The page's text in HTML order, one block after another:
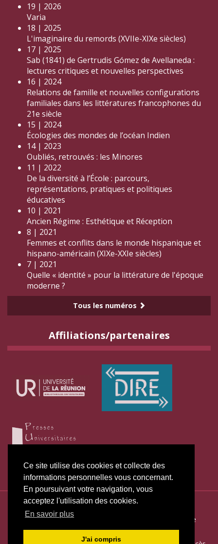
Ce site utilise des cookies et collecte des
informations personnelles vous concernant.
En poursuivant votre navigation, vous
acceptez l'utilisation des cookies.
En savoir plus
J'ai compris
19 | 2026
Varia
18 | 2025
L'imaginaire du remords (XVIIe-XIXe siècles)
17 | 2025
Sab (1841) de Gertrudis Gómez de Avellaneda :
lectures critiques et nouvelles perspectives
16 | 2024
Relations de famille et nouvelles configurations
familiales dans les littératures francophones du
21e siècle
15 | 2024
Écologies des mondes de l’océan Indien
14 | 2023
Oubliés, retrouvés : les Minores
11 | 2022
De la diversité à l’École : parcours,
représentations, pratiques et politiques
éducatives
10 | 2021
Ancien Régime : Esthétique et Réception
8 | 2021
Femmes et conflits dans le monde hispanique et
hispano-américain (XIXe-XXIe siècles)
7 | 2021
Quelle « identité » pour la littérature de l'époque
moderne ?
Tous les numéros
Affiliations/partenaires
ISSN électronique 2271-3131
Plan du site—Politique de publication
Politique de
confidentialité—Déclaration d’éthique